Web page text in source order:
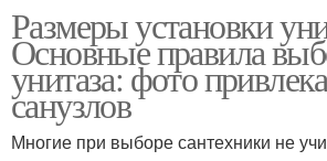
Размеры установки
Основные правила
унитаза: фото
санузлов
Многие при выборе сантехники не